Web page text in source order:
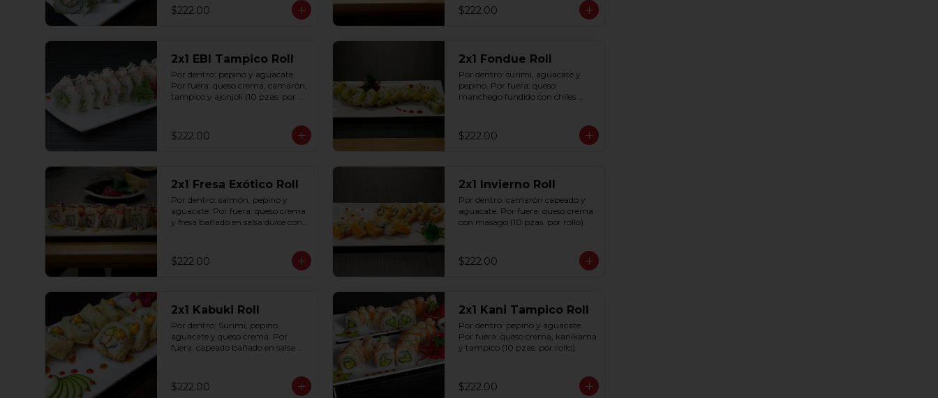
$222.00 $222.00
2x1 EBI Tampico Roll
Por dentro: pepino y aguacate.
Por fuera: queso crema, camarón,
tampico y ajonjolí (10 pzas. por
$222.00
2x1 Fondue Roll
Por dentro: surimi, aguacate y
pepino. Por fuera: queso
manchego fundido con chiles
$222.00
2x1 Fresa Exótico Roll
Por dentro: salmón, pepino y
aguacate. Por fuera: queso crema
y fresa bañado en salsa dulce con
$222.00
2x1 Invierno Roll
Por dentro: camarón capeado y
aguacate. Por fuera: queso crema
con masago (10 pzas. por rollo).
$222.00
2x1 Kabuki Roll
Por dentro: Surimi, pepino,
aguacate y queso crema. Por
fuera: capeado bañado en salsa
$222.00
2x1 Kani Tampico Roll
Por dentro: pepino y aguacate.
Por fuera: queso crema, kanikama
y tampico (10 pzas. por rollo).
$222.00